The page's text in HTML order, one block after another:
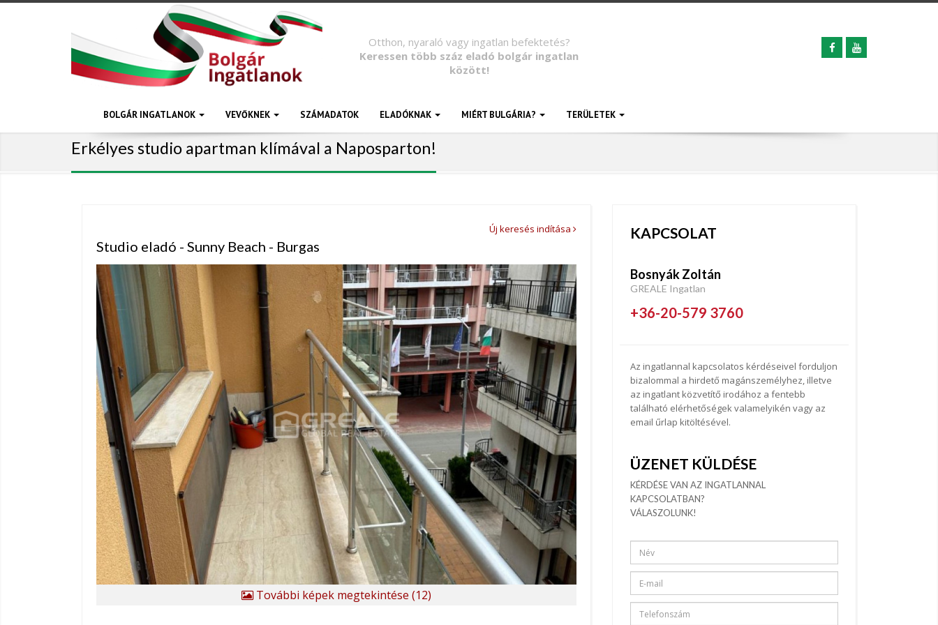
Otthon, nyaraló vagy ingatlan befektetés?
Keressen több száz eladó bolgár ingatlan
között!
BOLGÁR INGATLANOK VEVŐKNEK SZÁMADATOK ELADÓKNAK MIÉRT BULGÁRIA? TERÜLETEK
Erkélyes studio apartman klímával a Naposparton!
Új keresés indítása
Studio eladó - Sunny Beach - Burgas
További képek megtekintése (12)
KAPCSOLAT
Bosnyák Zoltán
GREALE Ingatlan
+36-20-579 3760
Az ingatlannal kapcsolatos kérdéseivel forduljon
bizalommal a hirdető magánszemélyhez, illetve
az ingatlant közvetítő irodához a fentebb
található elérhetőségek valamelyikén vagy az
email űrlap kitöltésével.
ÜZENET KÜLDÉSE
KÉRDÉSE VAN AZ INGATLANNAL
KAPCSOLATBAN?
VÁLASZOLUNK!